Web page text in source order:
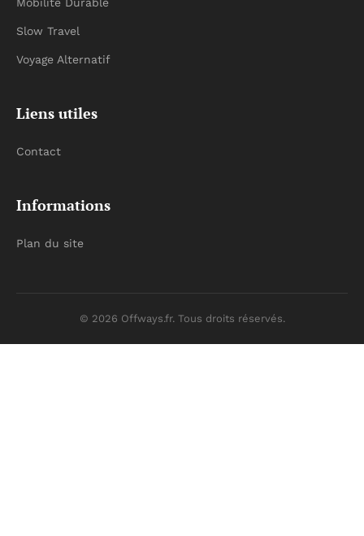
Mobilité Durable
Slow Travel
Voyage Alternatif
Liens utiles
Contact
Informations
Plan du site
© 2026 Offways.fr. Tous droits réservés.